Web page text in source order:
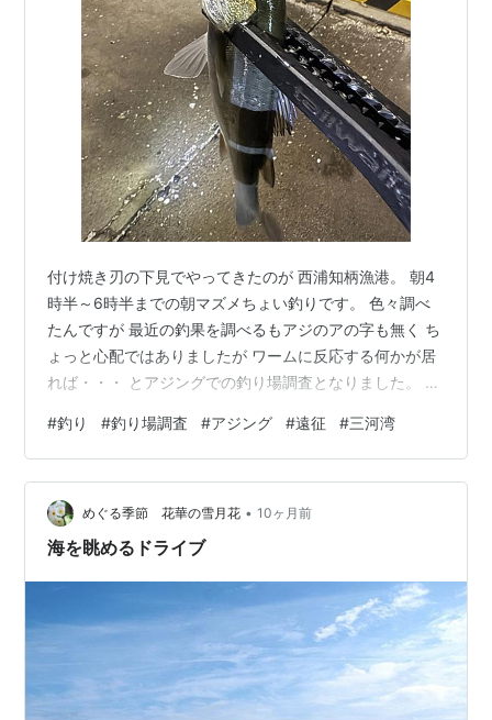
付け焼き刃の下見でやってきたのが 西浦知柄漁港。 朝4
時半～6時半までの朝マズメちょい釣りです。 色々調べ
たんですが 最近の釣果を調べるもアジのアの字も無く ち
ょっと心配ではありましたが ワームに反応する何かが居
れば・・・ とアジングでの釣り場調査となりました。 着
の人のみでした。 あまり知られていない穴場的な釣り場
なのか？ 釣れないから皆、他に行っているのか？は 分か
りませんが、アングラーが居た形跡 少ないんですよね。
本来あってはいけないんですが コマセの跡とかね、あり
がちなんですけど。 仕掛けが捨てられていたのを見つけ
#釣り #釣り場調査 #アジング #遠征 #三河湾
めぐる季節 花華の雪月花 • 10ヶ月前
海を眺めるドライブ